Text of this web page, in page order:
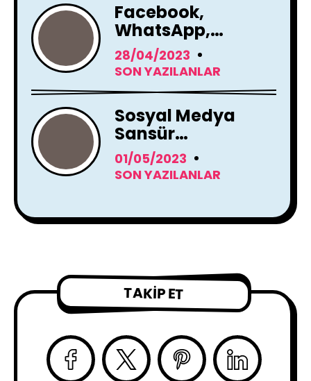
Facebook,
WhatsApp,
Instagram Yapay
Zeka Araçları
Kullanacak
28/04/2023
SON YAZILANLAR
Sosyal Medya
Sansür
Tartışmaları
01/05/2023
SON YAZILANLAR
TAKIP ET